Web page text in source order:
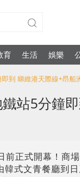
育 生活 娛樂
到 睇維港天際線+昂船
站5分鐘
正式開幕！商
式文青餐廳到